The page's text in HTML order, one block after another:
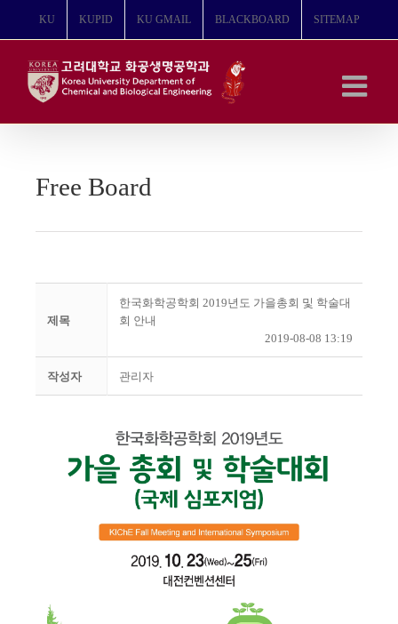
뛰
KU KUPID KU GMAIL BLACKBOARD SITEMAP
Free Board
제목
한국화학공학회 2019년도 가을총회 및 학술대
회 안내
2019-08-08 13:19
작성자 관리자